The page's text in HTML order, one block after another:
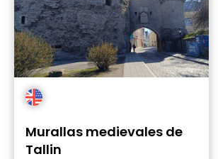
Murallas medievales de
Tallin